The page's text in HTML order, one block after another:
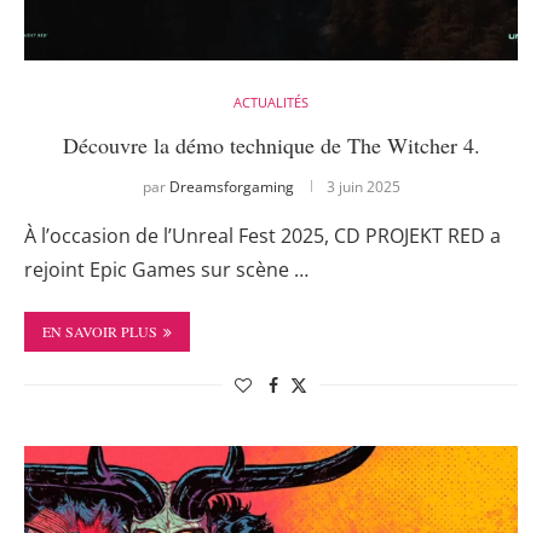
ACTUALITÉS
Découvre la démo technique de The Witcher 4.
par Dreamsforgaming 3 juin 2025
À l’occasion de l’Unreal Fest 2025, CD PROJEKT RED a
rejoint Epic Games sur scène …
EN SAVOIR PLUS